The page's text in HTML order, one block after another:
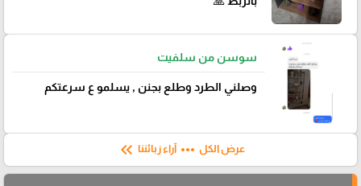
سوسن من سلفيت
وصلني الطرد وطلع بجنن , يسلمو ع سرعتكم
عرض الكل more_horiz آراء زبائننا keyboard_double_arrow_left